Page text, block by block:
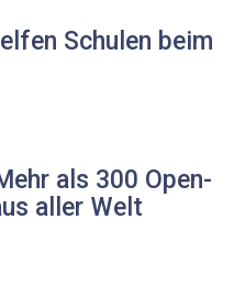
Schulen beim
als 300 Open-
aller Welt